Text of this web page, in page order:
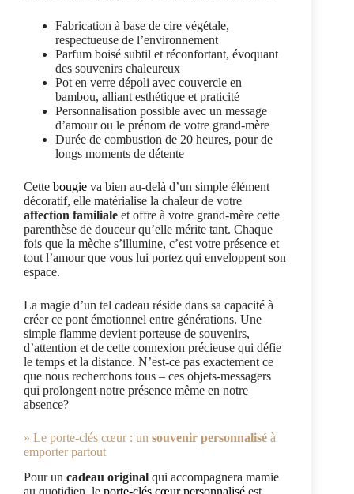
Fabrication à base de cire végétale,
respectueuse de l’environnement
Parfum boisé subtil et réconfortant, évoquant
des souvenirs chaleureux
Pot en verre dépoli avec couvercle en
bambou, alliant esthétique et praticité
Personnalisation possible avec un message
d’amour ou le prénom de votre grand-mère
Durée de combustion de 20 heures, pour de
longs moments de détente
Cette bougie va bien au-delà d’un simple élément
décoratif, elle matérialise la chaleur de votre
affection familiale et offre à votre grand-mère cette
parenthèse de douceur qu’elle mérite tant. Chaque
fois que la mèche s’illumine, c’est votre présence et
tout l’amour que vous lui portez qui enveloppent son
espace.
La magie d’un tel cadeau réside dans sa capacité à
créer ce pont émotionnel entre générations. Une
simple flamme devient porteuse de souvenirs,
d’attention et de cette connexion précieuse qui défie
le temps et la distance. N’est-ce pas exactement ce
que nous recherchons tous – ces objets-messagers
qui prolongent notre présence même en notre
absence?
» Le porte-clés cœur : un souvenir personnalisé à
emporter partout
Pour un cadeau original qui accompagnera mamie